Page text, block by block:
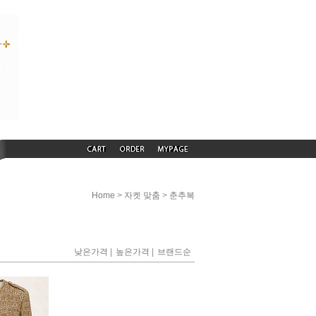
Home > 자켓 맞춤 > 춘추복
낮은가격 높은가격 브랜드순